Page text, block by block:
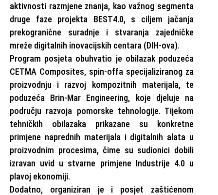
aktivnosti razmjene znanja, kao važnog segmenta
druge faze projekta BEST4.0, s ciljem jačanja
prekogranične suradnje i stvaranja zajedničke
mreže digitalnih inovacijskih centara (DIH-ova).
Program posjeta obuhvatio je obilazak poduzeća
CETMA Composites, spin-offa specijaliziranog za
proizvodnju i razvoj kompozitnih materijala, te
poduzeća Brin-Mar Engineering, koje djeluje na
području razvoja pomorske tehnologije. Tijekom
tehničkih obilazaka prikazane su konkretne
primjene naprednih materijala i digitalnih alata u
proizvodnim procesima, čime su sudionici dobili
izravan uvid u stvarne primjene Industrije 4.0 u
plavoj ekonomiji.
Dodatno, organiziran je i posjet zaštićenom